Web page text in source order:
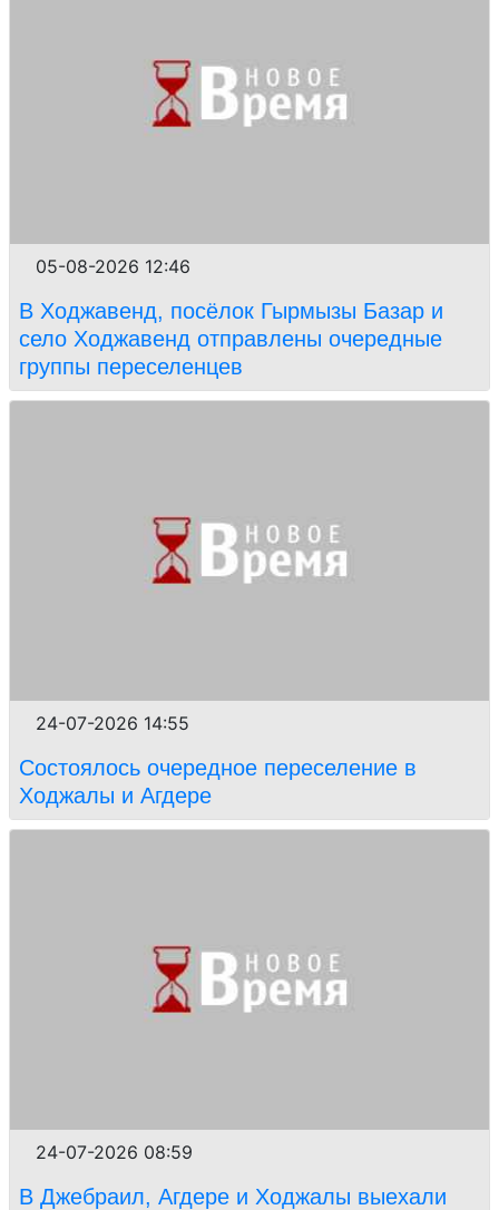
05-08-2026 12:46
В Ходжавенд, посёлок Гырмызы Базар и
село Ходжавенд отправлены очередные
группы переселенцев
24-07-2026 14:55
Состоялось очередное переселение в
Ходжалы и Агдере
24-07-2026 08:59
В Джебраил, Агдере и Ходжалы выехали